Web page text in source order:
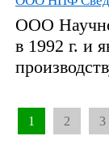
ООО
в 1992 г. и
1 2 3